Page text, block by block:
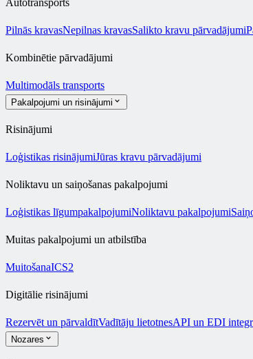
Autotransports
Pilnās kravasNepilnas kravasSalikto kravu pārvadājumi
Kombinētie pārvadājumi
Multimodāls transports
Pakalpojumi un risinājumi
Risinājumi
Loģistikas risinājumiJūras kravu pārvadājumi
Noliktavu un saiņošanas pakalpojumi
Loģistikas līgumpakalpojumiNoliktavu pakalpojumi
Muitas pakalpojumi un atbilstība
MuitošanaICS2
Digitālie risinājumi
Rezervēt un pārvaldītVadītāju lietotnesAPI un EDI
Nozares